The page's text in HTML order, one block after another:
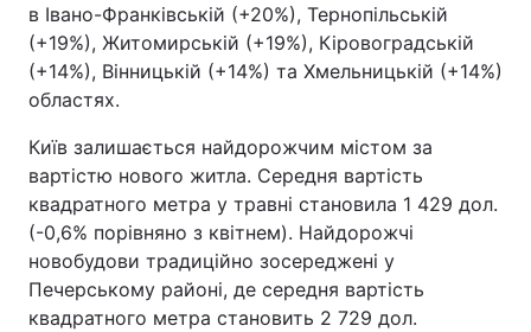
в Івано-Франківській (+20%), Тернопільській
(+19%), Житомирській (+19%), Кіровоградській
(+14%), Вінницькій (+14%) та Хмельницькій (+14%)
областях.
Київ залишається найдорожчим містом за
вартістю нового житла. Середня вартість
квадратного метра у травні становила 1 429 дол.
(-0,6% порівняно з квітнем). Найдорожчі
новобудови традиційно зосереджені у
Печерському районі, де середня вартість
квадратного метра становить 2 729 дол.